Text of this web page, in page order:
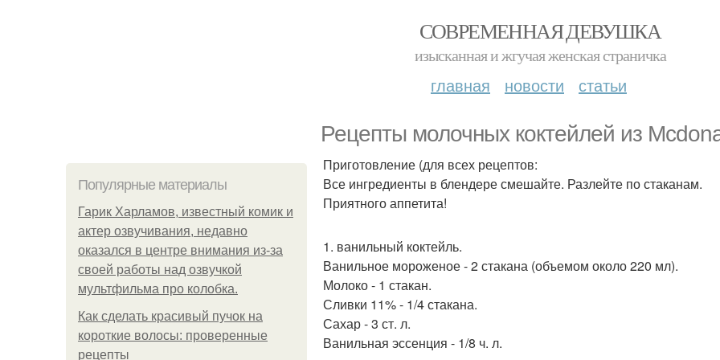
СОВРЕМЕННАЯ ДЕВУШКА
изысканная и жгучая женская страничка
главная новости статьи
Рецепты молочных коктейлей из
Популярные материалы
Гарик Харламов, известный комик и
актер озвучивания, недавно
оказался в центре внимания из-за
своей работы над озвучкой
мультфильма про колобка.
Как сделать красивый пучок на
короткие волосы: проверенные
рецепты
Приготовление (для всех рецептов:
Все ингредиенты в блендере смешайте. Разлейте по стаканам.
Приятного аппетита!
1. ванильный коктейль.
Ванильное мороженое - 2 стакана (объемом около 220 мл).
Молоко - 1 стакан.
Сливки 11% - 1/4 стакана.
Сахар - 3 ст. л.
Ванильная эссенция - 1/8 ч. л.